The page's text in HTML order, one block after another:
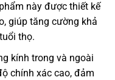
này được thiết kế
giúp tăng cường khả
thọ.
kính trong và ngoài
chính xác cao, đảm